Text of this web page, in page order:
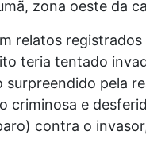
zona oeste da
relatos
teria tentado
surpreendido pela
criminosa e
contra o